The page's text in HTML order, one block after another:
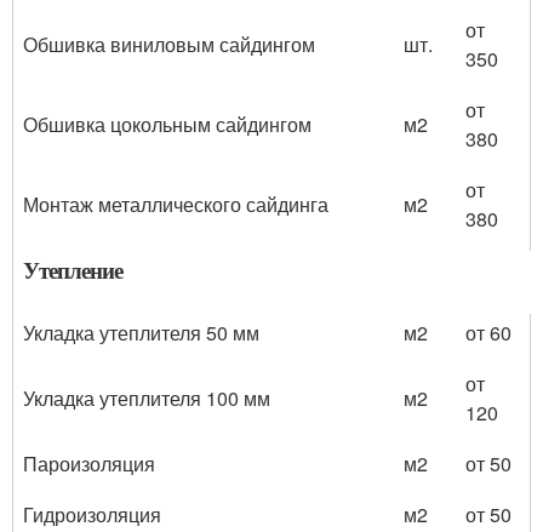
Обшивка виниловым сайдингом шт.
от
350
Обшивка цокольным сайдингом м2
от
380
Монтаж металлического сайдинга м2
от
380
Утепление
Укладка утеплителя 50 мм м2 от 60
Укладка утеплителя 100 мм м2
от
120
Пароизоляция
м2
от 50
Гидроизоляция
м2 от 50